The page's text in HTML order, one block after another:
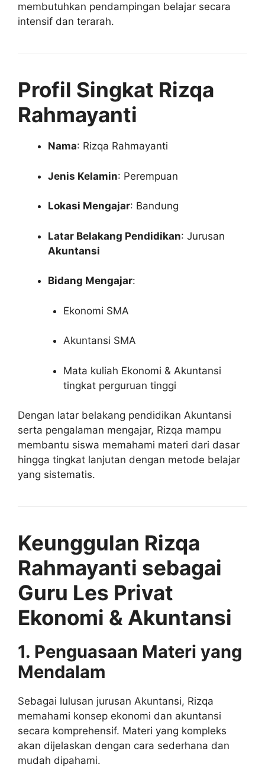
membutuhkan pendampingan belajar secara
intensif dan terarah.
Profil Singkat Rizqa
Rahmayanti
Nama: Rizqa Rahmayanti
Jenis Kelamin: Perempuan
Lokasi Mengajar: Bandung
Latar Belakang Pendidikan: Jurusan
Akuntansi
Bidang Mengajar:
Ekonomi SMA
Akuntansi SMA
Mata kuliah Ekonomi & Akuntansi
tingkat perguruan tinggi
Dengan latar belakang pendidikan Akuntansi
serta pengalaman mengajar, Rizqa mampu
membantu siswa memahami materi dari dasar
hingga tingkat lanjutan dengan metode belajar
yang sistematis.
Keunggulan Rizqa
Rahmayanti sebagai
Guru Les Privat
Ekonomi & Akuntansi
1. Penguasaan Materi yang
Mendalam
Sebagai lulusan jurusan Akuntansi, Rizqa
memahami konsep ekonomi dan akuntansi
secara komprehensif. Materi yang kompleks
akan dijelaskan dengan cara sederhana dan
mudah dipahami.